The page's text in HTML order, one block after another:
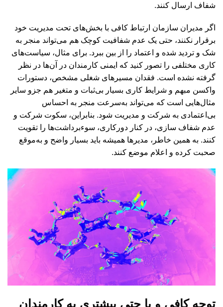
شفاف ارسال کنند.
اگر مدیران سازمان ارتباط کافی با بخش‌های تحت مدیریت خود
برقرار نکنند، ‌حتی یک عدم شفافیت کوچک هم می‌تواند منجر به
شک و تردید شده و اعتماد را از بین ببرد. برای مثال، سیاست‌های
کاری مختلفی را تصور کنید که ایمنی کارمندان در آن‌ها در نظر
گرفته نشده است. فقدان مسیر‌های شغلی مشخص، دستورات
واکسن مبهم و شرایط کاری بسیار بی‌ثبات و متغیر هم جزو سایر
مثال‌هایی است که می‌تواند به‌سرعت منجر به احساس
بی‌اعتمادی به شرکت و مدیریت شود. بنابراین، سکوت شرکت و
عدم شفاف سازی، در کنار دورکاری، سوءبرداشت‌ها را تقویت
کنند. به‌ همین خاطر، مدیرها همیشه باید بسیار واضح و به‌موقع
صحبت کرده و اعلام موضع کنند.
توجه کافی و یا حتی بیشتری به کارمندان